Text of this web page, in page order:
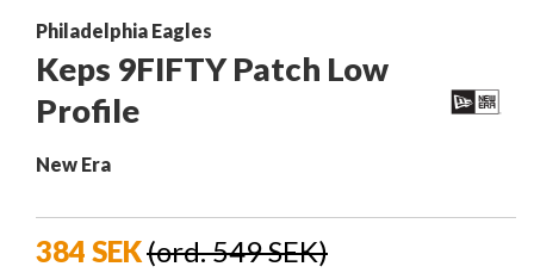
Philadelphia Eagles
Keps 9FIFTY Patch Low
Profile
New Era
384 SEK(ord. 549 SEK)